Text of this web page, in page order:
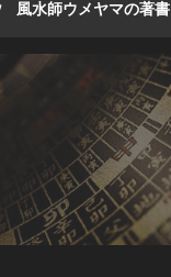
風水師ウメヤマの著書